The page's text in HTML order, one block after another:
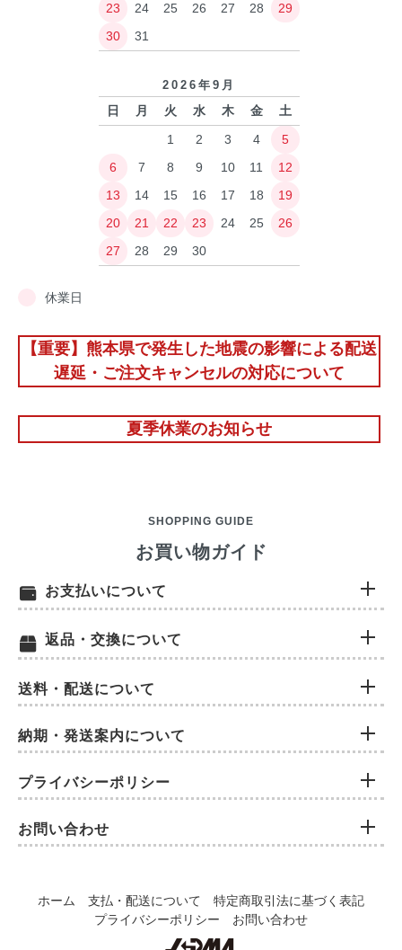
23
24 25 26 27 28
29
30
31
2026年9月
日 月 火 水 木 金
土
1
2 3 4
5
6
7 8 9 10 11
12
13
14 15 16 17 18
19
20
21 22 23 24 25
26
27
28 29 30
休業日
【重要】熊本県で発生した地震の影響による配送
遅延・ご注文キャンセルの対応について
夏季休業のお知らせ
SHOPPING GUIDE
お買い物ガイド
お支払いについて
返品・交換について
送料・配送について
納期・発送案内について
プライバシーポリシー
お問い合わせ
ホーム 支払・配送について
特定商取引法に基づく表記
プライバシーポリシー
お問い合わせ